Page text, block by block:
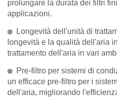
prolungare la durata dei filtri
applicazioni.
Longevità dell'unità di
longevità e la qualità dell'aria
trattamento dell'aria in vari
Pre-filtro per sistemi di
un efficace pre-filtro per i
dell'aria, migliorando